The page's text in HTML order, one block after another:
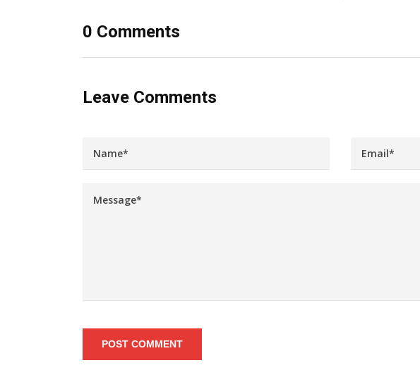
0 Comments
Leave Comments
POST COMMENT